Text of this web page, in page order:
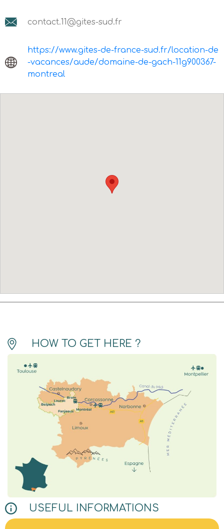
contact.11@gites-sud.fr
https://www.gites-de-france-sud.fr/location-de
-vacances/aude/domaine-de-gach-11g900367-
montreal
HOW TO GET HERE ?
USEFUL INFORMATIONS